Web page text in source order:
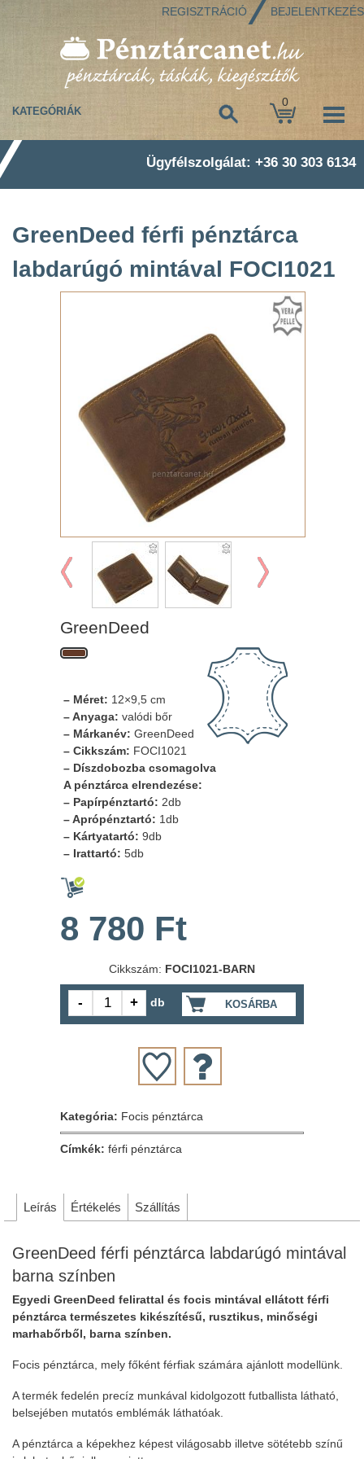
REGISZTRÁCIÓ BEJELENTKEZÉS
0
KATEGÓRIÁK
Ügyfélszolgálat: +36 30 303 6134
GreenDeed férfi pénztárca
labdarúgó mintával FOCI1021
GreenDeed
– Méret: 12×9,5 cm
– Anyaga: valódi bőr
– Márkanév: GreenDeed
– Cikkszám: FOCI1021
– Díszdobozba csomagolva
A pénztárca elrendezése:
– Papírpénztartó: 2db
– Aprópénztartó: 1db
– Kártyatartó: 9db
– Irattartó: 5db
8 780 Ft
Cikkszám: FOCI1021-BARN
KOSÁRBA
db
Kategória: Focis pénztárca
Címkék: férfi pénztárca
Leírás Értékelés Szállítás
GreenDeed férfi pénztárca labdarúgó mintával
barna színben
Egyedi GreenDeed felirattal és focis mintával ellátott férfi
pénztárca természetes kikészítésű, rusztikus, minőségi
marhabőrből, barna színben.
Focis pénztárca, mely főként férfiak számára ajánlott modellünk.
A termék fedelén precíz munkával kidolgozott futballista látható,
belsejében mutatós emblémák láthatóak.
A pénztárca a képekhez képest világosabb illetve sötétebb színű